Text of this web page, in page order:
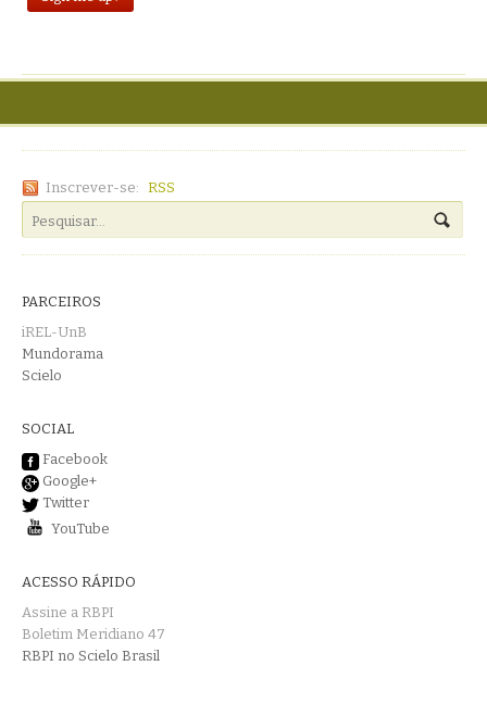
Inscrever-se: RSS
PARCEIROS
iREL-UnB
Mundorama
Scielo
SOCIAL
Facebook
Google+
Twitter
YouTube
ACESSO RÁPIDO
Assine a RBPI
Boletim Meridiano 47
RBPI no Scielo Brasil